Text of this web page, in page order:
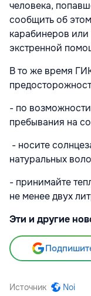
человека,
сообщить об
карабинеров
экстренной
В то же время
- по
пребывания на
- носите
натуральных
- принимайте
не менее двух
Эти и другие
Источник Noi